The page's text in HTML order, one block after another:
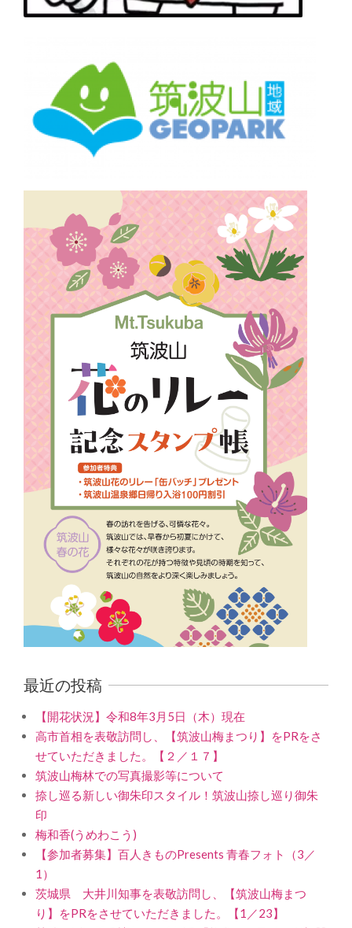
最近の投稿
【開花状況】令和8年3月5日（木）現在
高市首相を表敬訪問し、【筑波山梅まつり】をPRをさ
せていただきました。【２／１７】
筑波山梅林での写真撮影等について
捺し巡る新しい御朱印スタイル！筑波山捺し巡り御朱
印
梅和香(うめわこう)
【参加者募集】百人きものPresents 青春フォト（3／
1）
茨城県 大井川知事を表敬訪問し、【筑波山梅まつ
り】をPRをさせていただきました。【1／23】